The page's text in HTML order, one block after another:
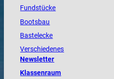
Fundstücke
Bootsbau
Bastelecke
Verschiedenes
Newsletter
Klassenraum